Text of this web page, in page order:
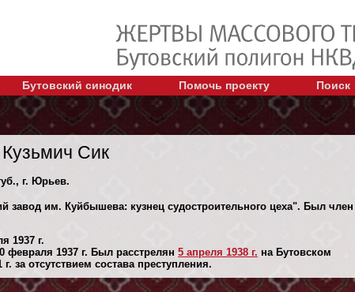
Бутовский синодик Помочь проекту Поиск
Кузьмич Сик
г. Юрьев.
завод им. Куйбышева: кузнец судостроительного цеха". Был член
1937 г.
1937 г. Был расстрелян 5 апреля 1938 г. на Бутовском
за отсутствием состава преступления.